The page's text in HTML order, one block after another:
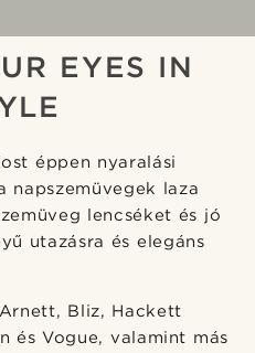
EYES IN
éppen nyaralási
napszemüvegek laza
lencséket és jó
utazásra és elegáns
Bliz, Hackett
és Vogue, valamint más